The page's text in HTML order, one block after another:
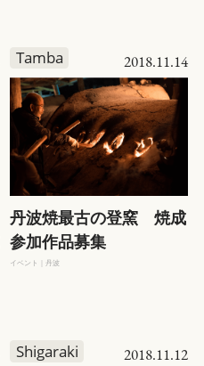
Tamba 2018.11.14
丹波焼最古の登窯 焼成
参加作品募集
イベント｜丹波
Shigaraki 2018.11.12